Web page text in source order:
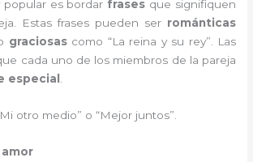
es bordar frases que signifiquen
Estas frases pueden ser románticas
graciosascomo “La reina y su rey”. Las
cada uno de los miembros de la pareja
especial
otro medio” o “Mejor juntos”.